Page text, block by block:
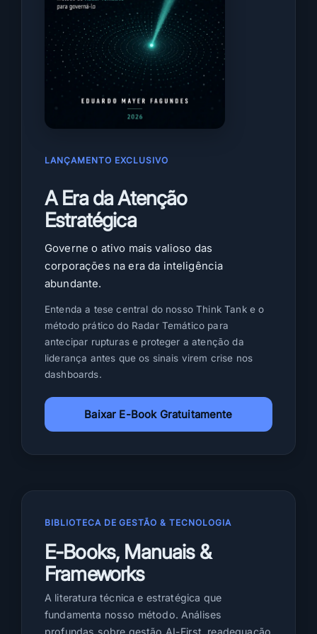
n
u
d
a
d
o
g
ó
o
p
a
s
s
a
a
c
i
s
ã
o
d
e
LANÇAMENTO EXCLUSIVO
A Era da Atenção
Estratégica
Governe o ativo mais valioso das
corporações na era da inteligência
abundante.
Entenda a tese central do nosso Think Tank e o
método prático do Radar Temático para
antecipar rupturas e proteger a atenção da
liderança antes que os sinais virem crise nos
dashboards.
Baixar E-Book Gratuitamente
BIBLIOTECA DE GESTÃO & TECNOLOGIA
E-Books, Manuais &
Frameworks
A literatura técnica e estratégica que
fundamenta nosso método. Análises
profundas sobre gestão AI-First, readequação